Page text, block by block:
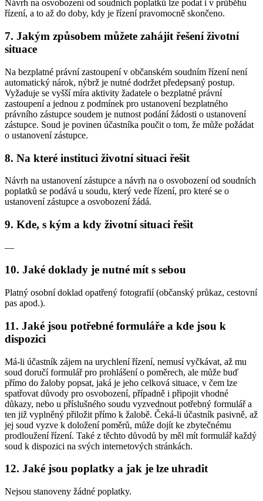
Návrh na osvobození od soudních poplatků lze podat i v průběhu
řízení, a to až do doby, kdy je řízení pravomocně skončeno.
7. Jakým způsobem můžete zahájit řešení životní
situace
Na bezplatné právní zastoupení v občanském soudním řízení není
automatický nárok, nýbrž je nutné dodržet předepsaný postup.
Vyžaduje se vyšší míra aktivity žadatele o bezplatné právní
zastoupení a jednou z podmínek pro ustanovení bezplatného
právního zástupce soudem je nutnost podání žádosti o ustanovení
zástupce. Soud je povinen účastníka poučit o tom, že může požádat
o ustanovení zástupce.
8. Na které instituci životní situaci řešit
Návrh na ustanovení zástupce a návrh na o osvobození od soudních
poplatků se podává u soudu, který vede řízení, pro které se o
ustanovení zástupce a osvobození žádá.
9. Kde, s kým a kdy životní situaci řešit
—
10. Jaké doklady je nutné mít s sebou
Platný osobní doklad opatřený fotografií (občanský průkaz, cestovní
pas apod.).
11. Jaké jsou potřebné formuláře a kde jsou k
dispozici
Má-li účastník zájem na urychlení řízení, nemusí vyčkávat, až mu
soud doručí formulář pro prohlášení o poměrech, ale může buď
přímo do žaloby popsat, jaká je jeho celková situace, v čem lze
spatřovat důvody pro osvobození, případně i připojit vhodné
důkazy, nebo u příslušného soudu vyzvednout potřebný formulář a
ten již vyplněný přiložit přímo k žalobě. Čeká-li účastník pasivně, až
jej soud vyzve k doložení poměrů, může dojít ke zbytečnému
prodloužení řízení. Také z těchto důvodů by měl mít formulář každý
soud k dispozici na svých internetových stránkách.
12. Jaké jsou poplatky a jak je lze uhradit
Nejsou stanoveny žádné poplatky.